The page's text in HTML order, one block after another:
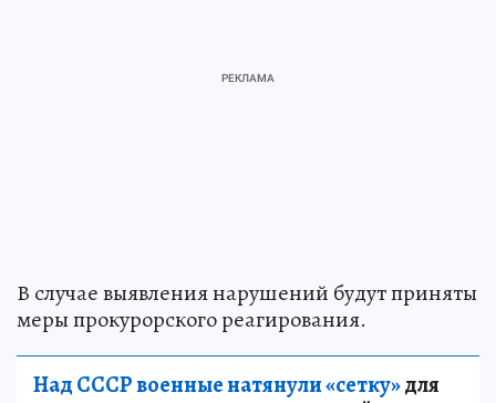
В случае выявления нарушений будут приняты
меры прокурорского реагирования.
Над СССР военные натянули «сетку»для